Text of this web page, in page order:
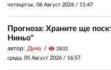
четвъртък, 06 Август 2026 / 11:47
Прогноза: Храните ще
Ниньо"
автор: Дума visibility 2832
сряда, 05 Август 2026 / 16:57